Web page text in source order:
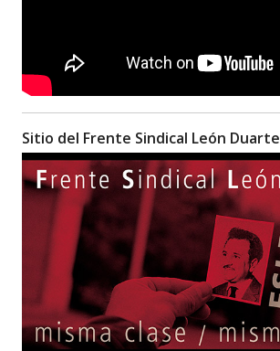
Sitio del Frente Sindical León Duarte